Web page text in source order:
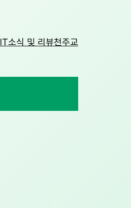
IT소식 및 리뷰천주교